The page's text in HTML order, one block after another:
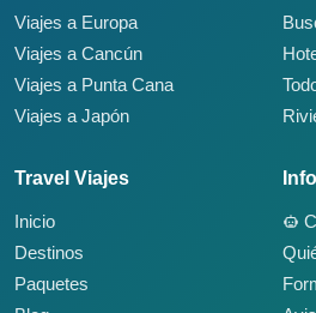
Viajes a Europa
Viajes a Cancún
Viajes a Punta Cana
Viajes a Japón
Travel Viajes
Inicio
Destinos
Paquetes